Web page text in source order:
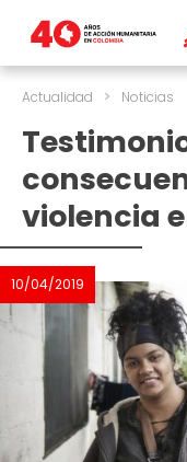
Actualidad > Noticias
violencia
10/04/2019